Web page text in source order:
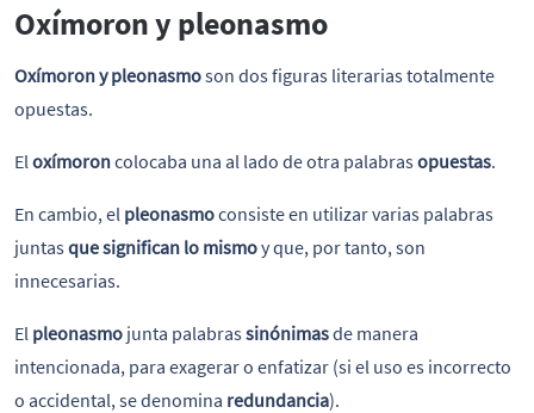
Oxímoron y pleonasmo
Oxímoron y pleonasmoson dos figuras literarias totalmente
opuestas.
El oxímoroncolocaba una al lado de otra palabrasopuestas.
En cambio, el pleonasmoconsiste en utilizar varias palabras
juntasque significan lo mismoy que, por tanto, son
innecesarias.
El pleonasmo junta palabrassinónimasde manera
intencionada, para exagerar o enfatizar (si el uso es incorrecto
o accidental, se denomina redundancia).